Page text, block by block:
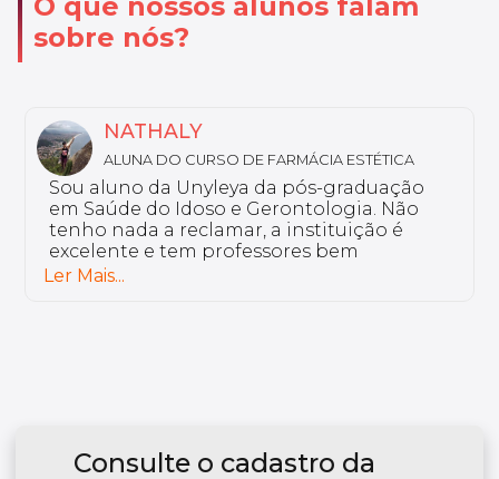
sobre nós?
NATHALY
ALUNA DO CURSO DE FARMÁCIA ESTÉTICA
Sou aluno da Unyleya da pós-graduação
em Saúde do Idoso e Gerontologia. Não
tenho nada a reclamar, a instituição é
excelente e tem professores bem
preparados.
Ler Mais...
Consulte o cadastro da